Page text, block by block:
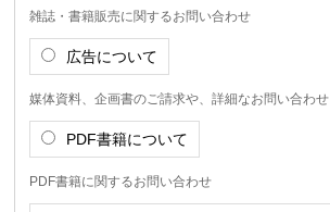
雑誌・書籍販売に関するお問い合わせ
広告について
媒体資料、企画書のご請求や、詳細なお問い合わせ
PDF書籍について
PDF書籍に関するお問い合わせ